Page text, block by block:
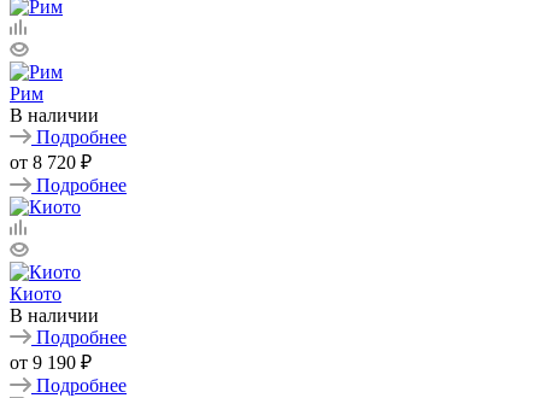
Рим
В наличии
Подробнее
от 8 720 ₽
Подробнее
Киото
В наличии
Подробнее
от 9 190 ₽
Подробнее